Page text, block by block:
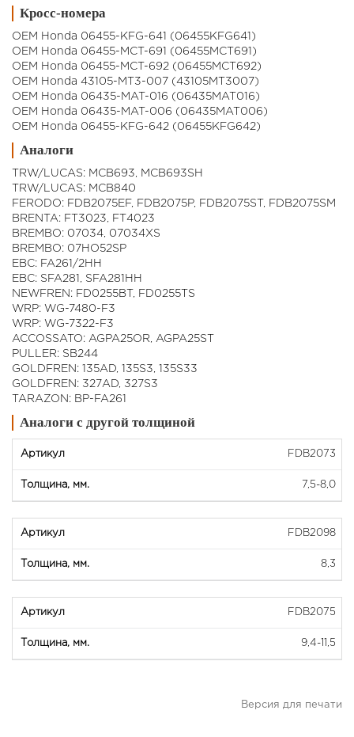
Кросс-номера
OEM Honda 06455-KFG-641 (06455KFG641)
OEM Honda 06455-MCT-691 (06455MCT691)
OEM Honda 06455-MCT-692 (06455MCT692)
OEM Honda 43105-MT3-007 (43105MT3007)
OEM Honda 06435-MAT-016 (06435MAT016)
OEM Honda 06435-MAT-006 (06435MAT006)
OEM Honda 06455-KFG-642 (06455KFG642)
Аналоги
TRW/LUCAS: MCB693, MCB693SH
TRW/LUCAS: MCB840
FERODO: FDB2075EF, FDB2075P, FDB2075ST, FDB2075SM
BRENTA: FT3023, FT4023
BREMBO: 07034, 07034XS
BREMBO: 07HO52SP
EBC: FA261/2HH
EBC: SFA281, SFA281HH
NEWFREN: FD0255BT, FD0255TS
WRP: WG-7480-F3
WRP: WG-7322-F3
ACCOSSATO: AGPA25OR, AGPA25ST
PULLER: SB244
GOLDFREN: 135AD, 135S3, 135S33
GOLDFREN: 327AD, 327S3
TARAZON: BP-FA261
Аналоги с другой толщиной
FDВ2073
7,5-8,0
FDВ2098
8,3
FDВ2075
9,4-11,5
Версия для печати